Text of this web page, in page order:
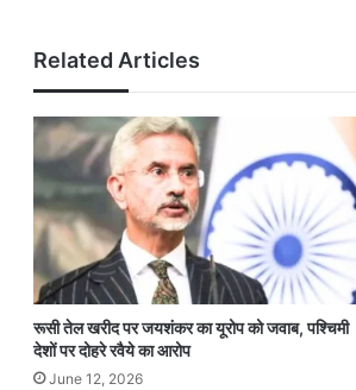
Related Articles
रूसी तेल खरीद पर जयशंकर का यूरोप को जवाब, पश्चिमी
देशों पर दोहरे रवैये का आरोप
June 12, 2026